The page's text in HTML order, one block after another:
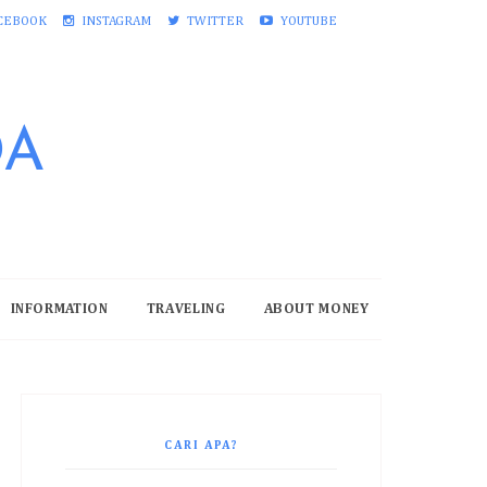
INSTAGRAM TWITTER YOUTUBE
INFORMATION TRAVELING ABOUT MONEY
CARI APA?